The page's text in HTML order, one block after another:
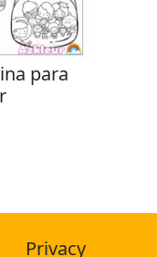
para
Privacy